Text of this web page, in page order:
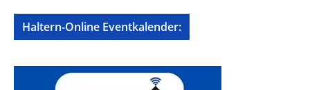
Haltern-Online Eventkalender: